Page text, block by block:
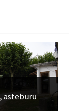
asteburu